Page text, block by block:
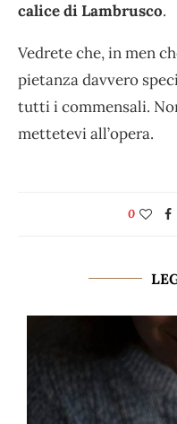
calice di Lambrusco.
Vedrete che, in men
pietanza davvero
tutti i commensali.
mettetevi all’opera.
0